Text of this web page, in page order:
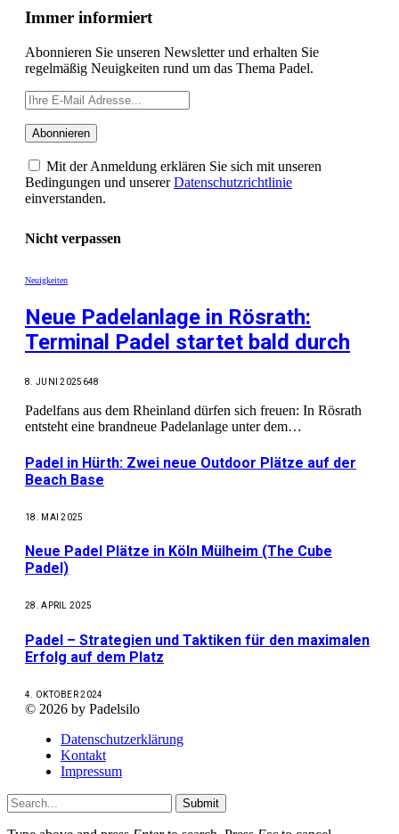
Immer informiert
Abonnieren Sie unseren Newsletter und erhalten Sie
regelmäßig Neuigkeiten rund um das Thema Padel.
Mit der Anmeldung erklären Sie sich mit unseren
Bedingungen und unsererDatenschutzrichtlinie
einverstanden.
Nicht verpassen
Neuigkeiten
Neue Padelanlage in Rösrath:
Terminal Padel startet bald durch
8. JUNI 2025 648
Padelfans aus dem Rheinland dürfen sich freuen: In Rösrath
entsteht eine brandneue Padelanlage unter dem…
Padel in Hürth: Zwei neue Outdoor Plätze auf der
Beach Base
18. MAI 2025
Neue Padel Plätze in Köln Mülheim (The Cube
Padel)
28. APRIL 2025
Padel – Strategien und Taktiken für den maximalen
Erfolg auf dem Platz
4. OKTOBER 2024
© 2026 by Padelsilo
Datenschutzerklärung
Kontakt
Impressum
Submit